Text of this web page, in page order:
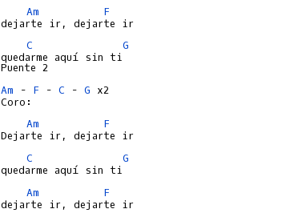
Am
F
C
G
quedarme aquí sin ti
Am - F - C - G x2
Am
F
C
G
Am
F